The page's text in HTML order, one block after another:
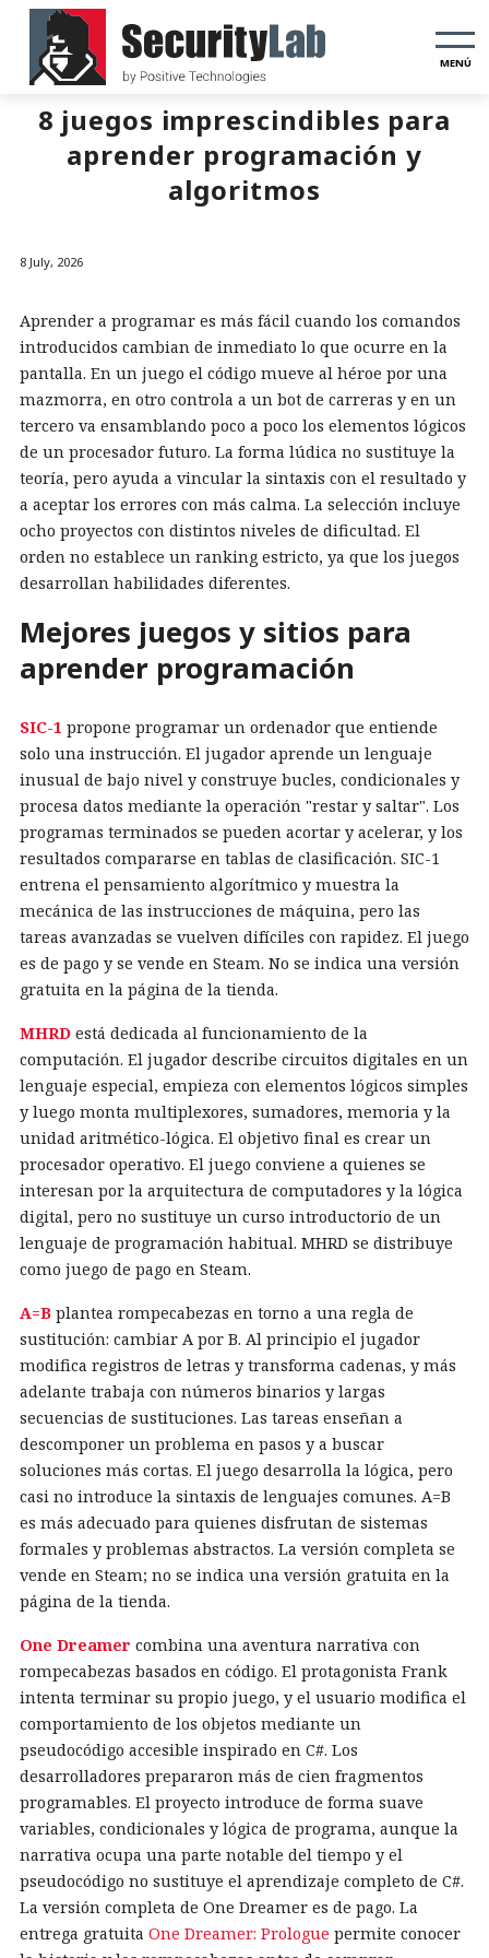
MENÚ
8 juegos imprescindibles para
aprender programación y
algoritmos
8 July, 2026
Aprender a programar es más fácil cuando los comandos
introducidos cambian de inmediato lo que ocurre en la
pantalla. En un juego el código mueve al héroe por una
mazmorra, en otro controla a un bot de carreras y en un
tercero va ensamblando poco a poco los elementos lógicos
de un procesador futuro. La forma lúdica no sustituye la
teoría, pero ayuda a vincular la sintaxis con el resultado y
a aceptar los errores con más calma. La selección incluye
ocho proyectos con distintos niveles de dificultad. El
orden no establece un ranking estricto, ya que los juegos
desarrollan habilidades diferentes.
Mejores juegos y sitios para
aprender programación
SIC-1 propone programar un ordenador que entiende
solo una instrucción. El jugador aprende un lenguaje
inusual de bajo nivel y construye bucles, condicionales y
procesa datos mediante la operación "restar y saltar". Los
programas terminados se pueden acortar y acelerar, y los
resultados compararse en tablas de clasificación. SIC-1
entrena el pensamiento algorítmico y muestra la
mecánica de las instrucciones de máquina, pero las
tareas avanzadas se vuelven difíciles con rapidez. El juego
es de pago y se vende en Steam. No se indica una versión
gratuita en la página de la tienda.
MHRD está dedicada al funcionamiento de la
computación. El jugador describe circuitos digitales en un
lenguaje especial, empieza con elementos lógicos simples
y luego monta multiplexores, sumadores, memoria y la
unidad aritmético-lógica. El objetivo final es crear un
procesador operativo. El juego conviene a quienes se
interesan por la arquitectura de computadores y la lógica
digital, pero no sustituye un curso introductorio de un
lenguaje de programación habitual. MHRD se distribuye
como juego de pago en Steam.
A=B plantea rompecabezas en torno a una regla de
sustitución: cambiar A por B. Al principio el jugador
modifica registros de letras y transforma cadenas, y más
adelante trabaja con números binarios y largas
secuencias de sustituciones. Las tareas enseñan a
descomponer un problema en pasos y a buscar
soluciones más cortas. El juego desarrolla la lógica, pero
casi no introduce la sintaxis de lenguajes comunes. A=B
es más adecuado para quienes disfrutan de sistemas
formales y problemas abstractos. La versión completa se
vende en Steam; no se indica una versión gratuita en la
página de la tienda.
One Dreamer combina una aventura narrativa con
rompecabezas basados en código. El protagonista Frank
intenta terminar su propio juego, y el usuario modifica el
comportamiento de los objetos mediante un
pseudocódigo accesible inspirado en C#. Los
desarrolladores prepararon más de cien fragmentos
programables. El proyecto introduce de forma suave
variables, condicionales y lógica de programa, aunque la
narrativa ocupa una parte notable del tiempo y el
pseudocódigo no sustituye el aprendizaje completo de C#.
La versión completa de One Dreamer es de pago. La
entrega gratuita One Dreamer: Prologue permite conocer